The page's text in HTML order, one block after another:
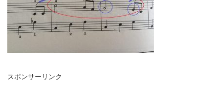
スポンサーリンク